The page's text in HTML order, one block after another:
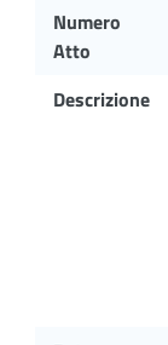
Numero
Atto
Descrizione